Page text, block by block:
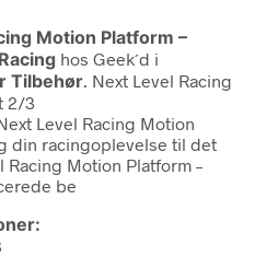
Motion Platform –
hos Geek´d i
Tilbehør. Next Level Racing
2/3
Level Racing Motion
din racingoplevelse til det
Motion Platform –
be